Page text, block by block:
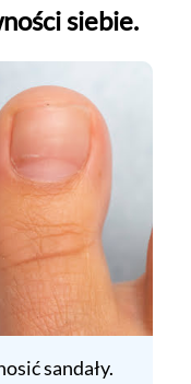
siebie.
sandały.